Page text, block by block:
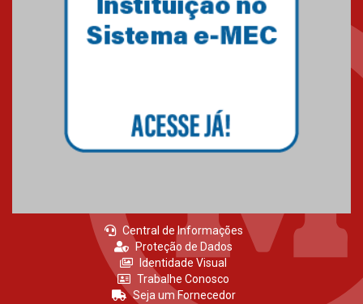
Central de Informações
Proteção de Dados
Identidade Visual
Trabalhe Conosco
Seja um Fornecedor